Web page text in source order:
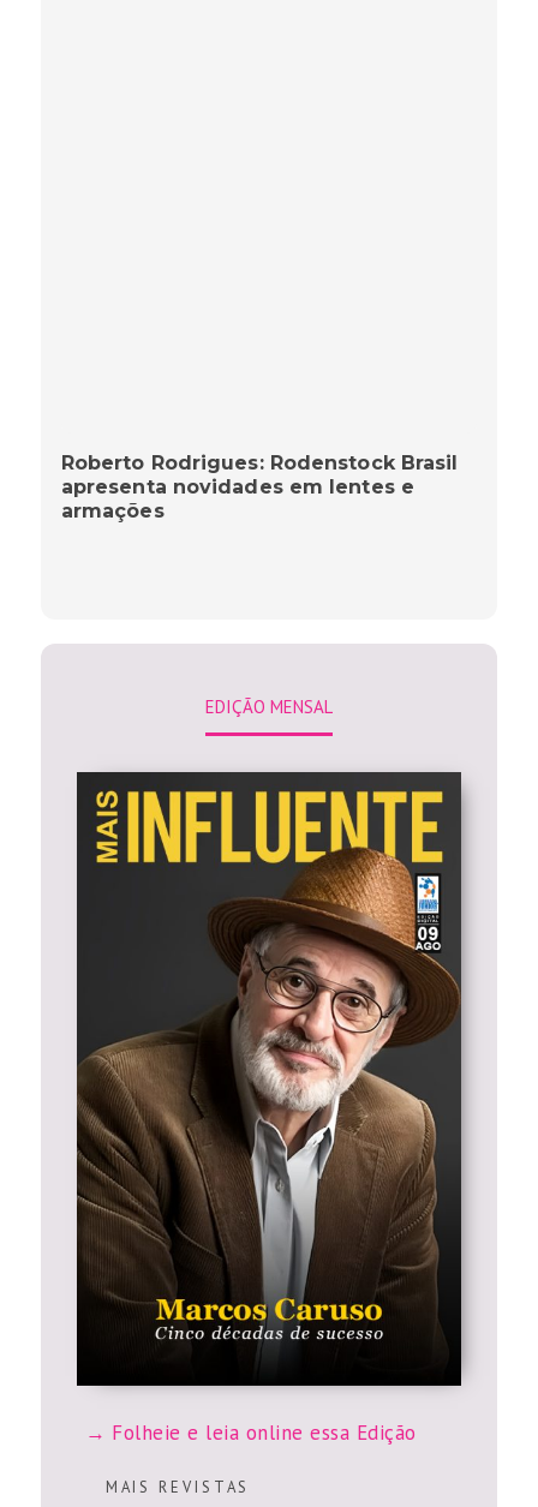
Roberto Rodrigues: Rodenstock Brasil
apresenta novidades em lentes e
armações
EDIÇÃO MENSAL
Folheie e leia online essa Edição
M A I S R E V I S T A S